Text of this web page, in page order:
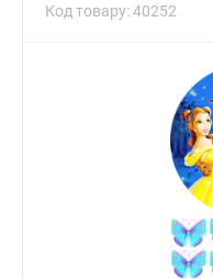
Код товару: 40252